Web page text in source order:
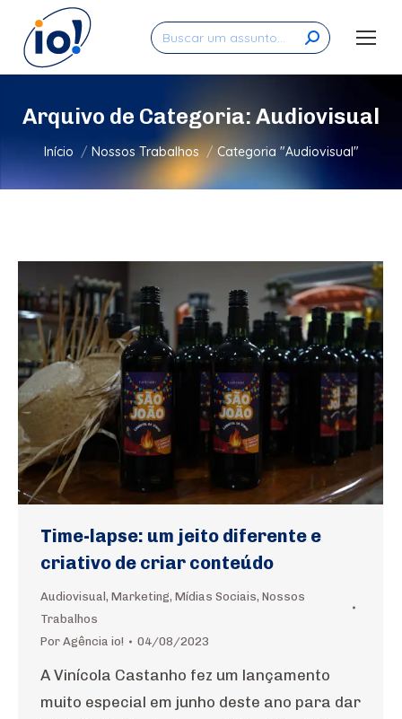
Search:
Arquivo de Categoria: Audiovisual
Você está aqui:
Início Nossos Trabalhos Categoria "Audiovisual"
Time-lapse: um jeito diferente e
criativo de criar conteúdo
Audiovisual , Marketing, Mídias Sociais, Nossos
Trabalhos
Por Agência io! 04/08/2023
A Vinícola Castanho fez um lançamento
muito especial em junho deste ano para dar